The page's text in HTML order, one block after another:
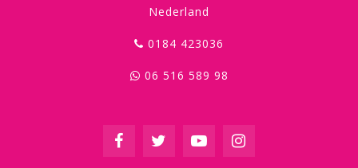
Nederland
0184 423036
06 516 589 98